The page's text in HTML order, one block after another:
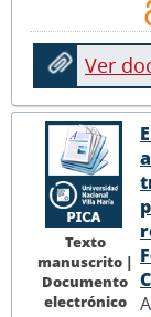
Ver
Texto
manuscrito |
Documento
electrónico